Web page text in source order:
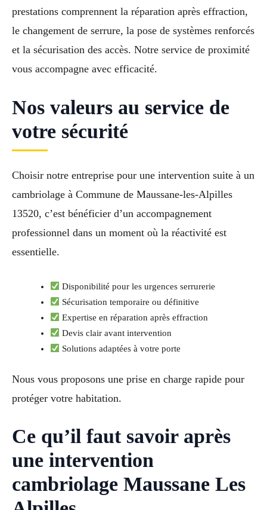
prestations comprennent la réparation après effraction,
le changement de serrure, la pose de systèmes renforcés
et la sécurisation des accès. Notre service de proximité
vous accompagne avec efficacité.
Nos valeurs au service de
votre sécurité
Choisir notre entreprise pour une intervention suite à un
cambriolage à Commune de Maussane-les-Alpilles
13520, c’est bénéficier d’un accompagnement
professionnel dans un moment où la réactivité est
essentielle.
Disponibilité pour les urgences serrurerie
Sécurisation temporaire ou définitive
Expertise en réparation après effraction
Devis clair avant intervention
Solutions adaptées à votre porte
Nous vous proposons une prise en charge rapide pour
protéger votre habitation.
Ce qu’il faut savoir après
une intervention
cambriolage Maussane Les